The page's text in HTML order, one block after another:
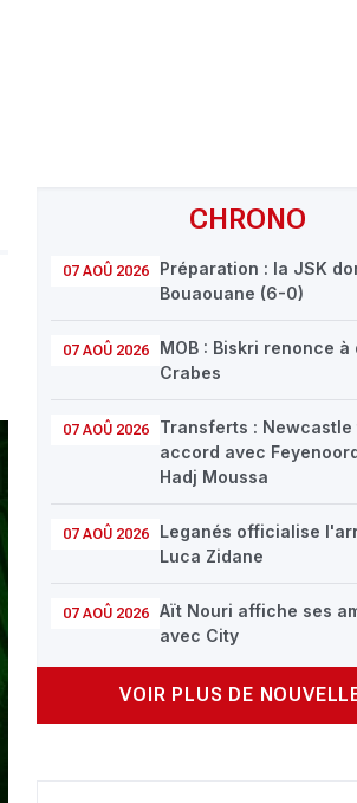
CHRONO
07 AOÛ 2026
Préparation : la JSK
Bouaouane (6-0)
07 AOÛ 2026
MOB : Biskri renonce
Crabes
07 AOÛ 2026
Transferts : Newcastle
accord avec
Hadj Moussa
07 AOÛ 2026
Leganés officialise
Luca Zidane
07 AOÛ 2026
Aït Nouri affiche ses
avec City
VOIR PLUS DE